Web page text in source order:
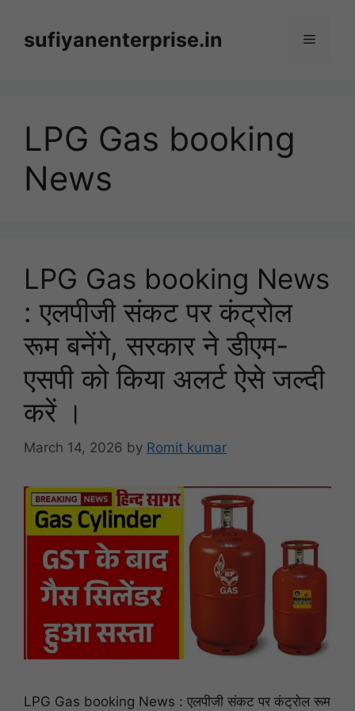
contentsufiyanenterprise.in Menu
LPG Gas booking
News
LPG Gas booking News
: एलपीजी संकट पर कंट्रोल
रूम बनेंगे, सरकार ने डीएम-
एसपी को किया अलर्ट ऐसे जल्दी
करें ।
March 14, 2026 by Romit kumar
LPG Gas booking News : एलपीजी संकट पर कंट्रोल रूम